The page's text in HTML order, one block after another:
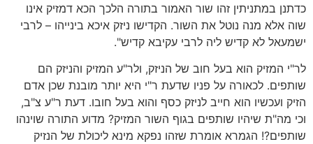
כדתנן במתניתין זהו שור האמור בתורה הלכך הכא דמזיק אינו
שוה אלא מנה נוטל את השור. הקדישו ניזק איכא בינייהו – לרבי
ישמעאל לא קדיש ליה לרבי עקיבא קדיש".
לר"י המזיק הוא בעל חוב של הניזק, ולר"ע המזיק והניזק הם
שותפים. לכאורה על פניו שדעת ר"י היא יותר מובנת שכן אדם
הזיק ועכשיו הוא חייב לניזק כסף והוא בעל חובו. דעת ר"ע צ"ב,
וכי מה"ת שיהיו שותפים בגוף השור המזיק? מדוע התורה שוינהו
שותפים?! הגמרא אומרת שזהו נפקא מינא ליכולת של הנזיק